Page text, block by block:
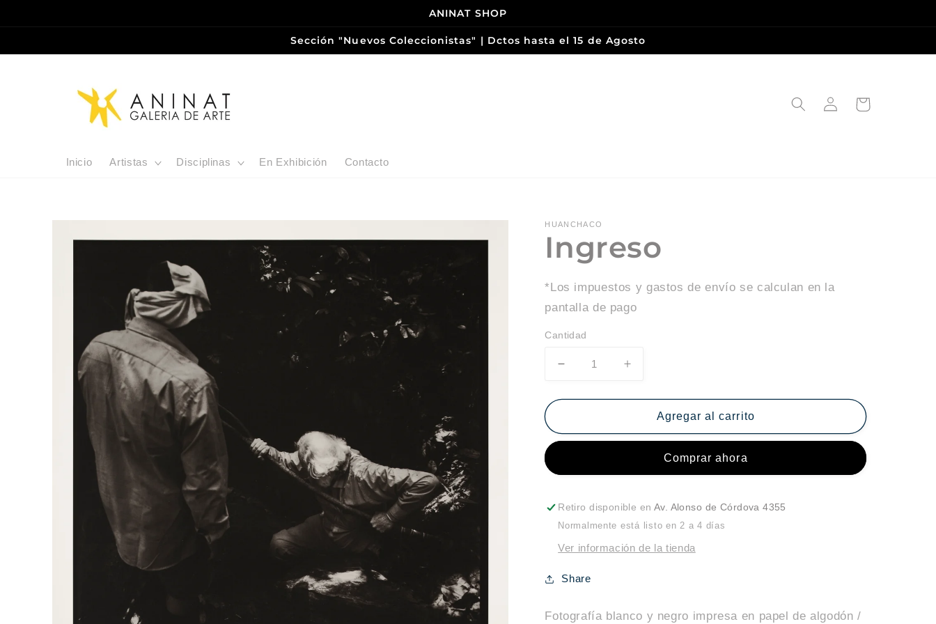
ANINAT SHOP
Sección "Nuevos Coleccionistas" | Dctos hasta el 15 de Agosto
Inicio Artistas Disciplinas En Exhibición Contacto
Iniciar
sesión
Carrito
directamente
HUANCHACO
Ingreso
*Los impuestos y gastos de envío se calculan en la
pantalla de pago
Cantidad
Reducir
para
Aumentar
para
IngresoAgregar al carrito
Comprar ahora
Retiro disponible en Av. Alonso de Córdova 4355
Normalmente está listo en 2 a 4 días
Ver información de la tienda
Share
Fotografía blanco y negro impresa en papel de algodón /